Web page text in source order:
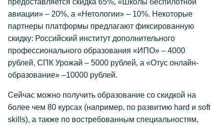
предоставляется скидка 65%, «Школы беспилотной
авиации» – 20%, а «Нетологии» – 10%. Некоторые
партнеры платформы предлагают фиксированную
скидку: Российский институт дополнительного
профессионального образования «ИПО» – 4000
рублей, СПК Урожай – 5000 рублей, а «Отус онлайн-
образование» –10000 рублей.
Сейчас можно получить образование со скидкой на
более чем 80 курсах (например, по развитию hard и soft
skills), а также по востребованным специальностям,